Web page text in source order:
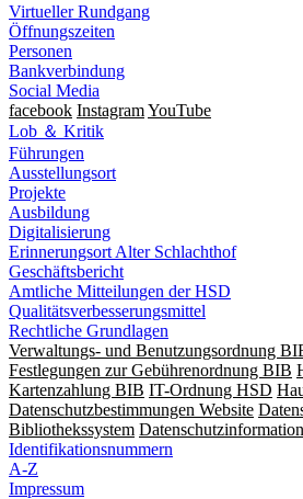
Virtueller Rundgang
Öffnungszeiten
Personen
Bankverbindung
Social Media
facebook InstagramYouTube
Lob ＆ Kritik
Führungen
Ausstellungsort
Projekte
Ausbildung
Digitalisierung
Erinnerungsort Alter Schlachthof
Geschäftsbericht
Amtliche Mitteilungen der HSD
Qualitätsverbesserungsmittel
Rechtliche Grundlagen
Verwaltungs- und Benutzungsordnung
Festlegungen zur Gebührenordnung BIB
Kartenzahlung BIB IT-Ordnung HSD
Datenschutzbestimmungen Website
Bibliothekssystem
Identifikationsnummern
A-Z
Impressum